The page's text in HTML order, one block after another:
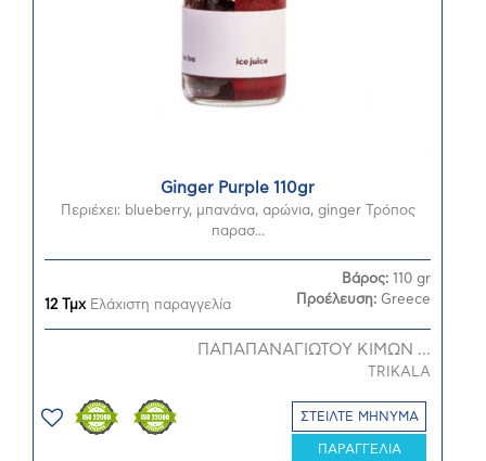
Ginger Purple 110gr
Περιέχει: blueberry, μπανάνα, αρώνια, ginger Τρόπος
παρασ...
12 ΤμχΕλάχιστη παραγγελία
Βάρος: 110 gr
Προέλευση: Greece
ΠΑΠΑΠΑΝΑΓΙΩΤΟΥ ΚΙΜΩΝ ...
TRIKALA
ΣΤΕΙΛΤΕ ΜΗΝΥΜΑ
ΠΑΡΑΓΓΕΛΙΑ